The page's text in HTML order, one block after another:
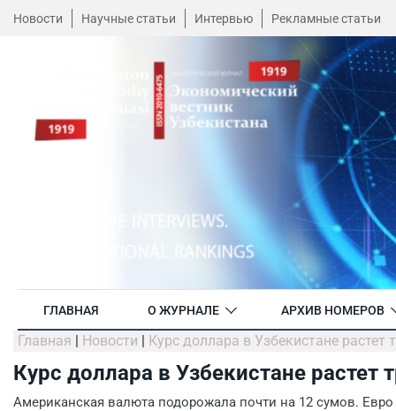
Новости Научные статьи Интервью Рекламные статьи
ГЛАВНАЯ О ЖУРНАЛЕ АРХИВ НОМЕРОВ
Главная | Новости | Курс доллара в Узбекистане
Курс доллара в Узбекистане растет
Американская валюта подорожала почти на 12 сумов.